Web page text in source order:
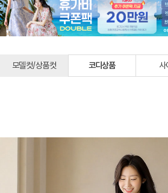
모델컷/상품컷 코디상품 사